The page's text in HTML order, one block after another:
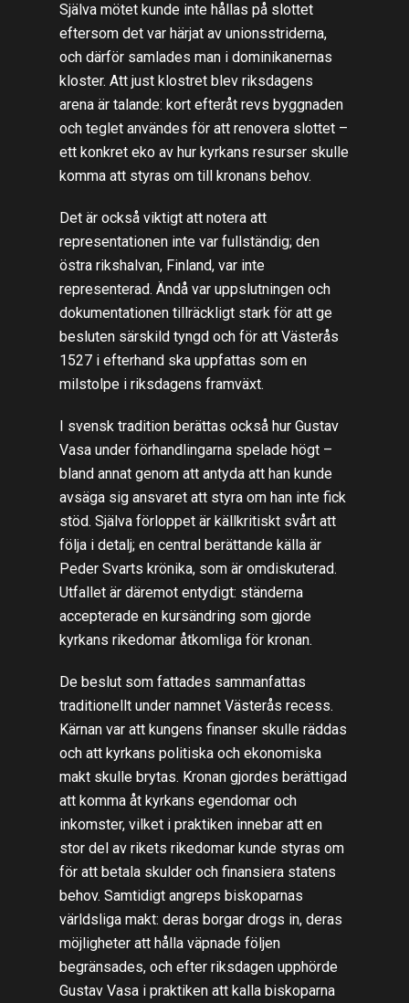
Själva mötet kunde inte hållas på slottet
eftersom det var härjat av unionsstriderna,
och därför samlades man i dominikanernas
kloster. Att just klostret blev riksdagens
arena är talande: kort efteråt revs byggnaden
och teglet användes för att renovera slottet –
ett konkret eko av hur kyrkans resurser skulle
komma att styras om till kronans behov.
Det är också viktigt att notera att
representationen inte var fullständig; den
östra rikshalvan, Finland, var inte
representerad. Ändå var uppslutningen och
dokumentationen tillräckligt stark för att ge
besluten särskild tyngd och för att Västerås
1527 i efterhand ska uppfattas som en
milstolpe i riksdagens framväxt.
I svensk tradition berättas också hur Gustav
Vasa under förhandlingarna spelade högt –
bland annat genom att antyda att han kunde
avsäga sig ansvaret att styra om han inte fick
stöd. Själva förloppet är källkritiskt svårt att
följa i detalj; en central berättande källa är
Peder Svarts krönika, som är omdiskuterad.
Utfallet är däremot entydigt: ständerna
accepterade en kursändring som gjorde
kyrkans rikedomar åtkomliga för kronan.
De beslut som fattades sammanfattas
traditionellt under namnet Västerås recess.
Kärnan var att kungens finanser skulle räddas
och att kyrkans politiska och ekonomiska
makt skulle brytas. Kronan gjordes berättigad
att komma åt kyrkans egendomar och
inkomster, vilket i praktiken innebar att en
stor del av rikets rikedomar kunde styras om
för att betala skulder och finansiera statens
behov. Samtidigt angreps biskoparnas
världsliga makt: deras borgar drogs in, deras
möjligheter att hålla väpnade följen
begränsades, och efter riksdagen upphörde
Gustav Vasa i praktiken att kalla biskoparna